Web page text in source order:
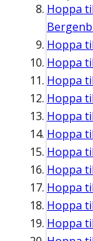
Hoppa
Hoppa
Hoppa
Hoppa
Hoppa
Hoppa
Hoppa
Hoppa
Hoppa
Hoppa
Hoppa
Hoppa